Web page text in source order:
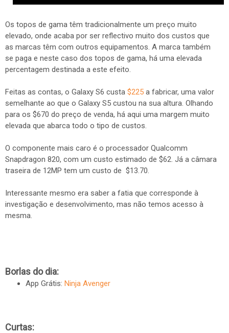
Os topos de gama têm tradicionalmente um preço muito
elevado, onde acaba por ser reflectivo muito dos custos que
as marcas têm com outros equipamentos. A marca também
se paga e neste caso dos topos de gama, há uma elevada
percentagem destinada a este efeito.
Feitas as contas, o Galaxy S6 custa $225 a fabricar, uma valor
semelhante ao que o Galaxy S5 custou na sua altura. Olhando
para os $670 do preço de venda, há aqui uma margem muito
elevada que abarca todo o tipo de custos.
O componente mais caro é o processador Qualcomm
Snapdragon 820, com um custo estimado de $62. Já a câmara
traseira de 12MP tem um custo de $13.70.
Interessante mesmo era saber a fatia que corresponde à
investigação e desenvolvimento, mas não temos acesso à
mesma.
Borlas do dia:
App Grátis: Ninja Avenger
Curtas: